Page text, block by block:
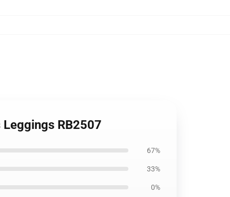
RB2507
67%
33%
0%